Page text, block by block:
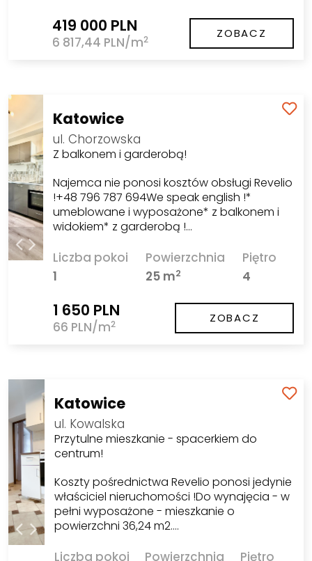
419 000 PLN
6 817,44 PLN/m2 ZOBACZ
Katowice
ul. Chorzowska
Z balkonem i garderobą!
Najemca nie ponosi kosztów obsługi Revelio
!+48 796 787 694We speak english !*
umeblowane i wyposażone* z balkonem i
widokiem* z garderobą !…
Liczba pokoi
1
Powierzchnia
25 m2
Piętro
4
1 650 PLN
66 PLN/m2 ZOBACZ
Katowice
ul. Kowalska
Przytulne mieszkanie - spacerkiem do
centrum!
Koszty pośrednictwa Revelio ponosi jedynie
właściciel nieruchomości !Do wynajęcia - w
pełni wyposażone - mieszkanie o
powierzchni 36,24 m2.…
Liczba pokoi Powierzchnia Piętro